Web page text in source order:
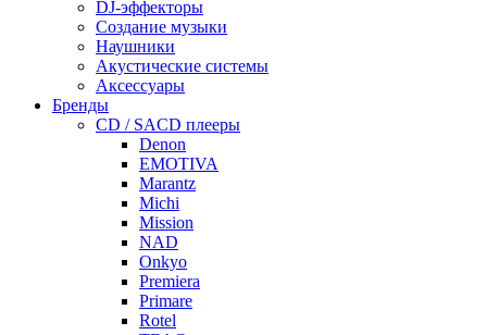
DJ-эффекторы
Создание музыки
Наушники
Акустические системы
Аксессуары
Бренды
CD / SACD плееры
Denon
EMOTIVA
Marantz
Michi
Mission
NAD
Onkyo
Premiera
Primare
Rotel